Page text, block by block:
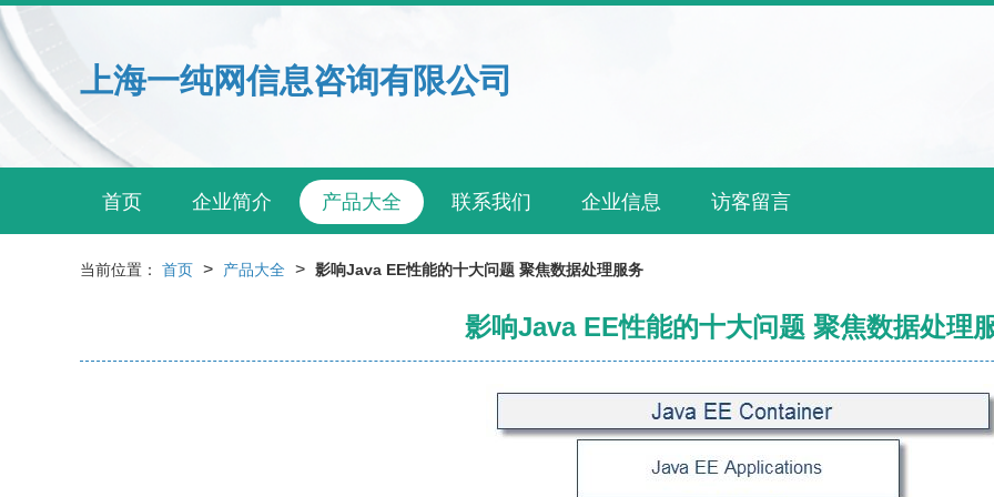
上海一纯网信息咨询有限公司
首页 企业简介 产品大全 联系我们 企业信息 访客留言
当前位置： 首页 > 产品大全 > 影响Java EE性能的十大问题 聚焦数据处理服务
影响Java EE性能的十大问题 聚焦数据处理